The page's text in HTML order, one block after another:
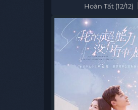
Hoàn Tất (12/12)